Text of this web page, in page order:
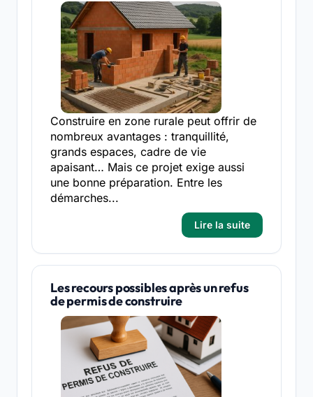
Construire en zone rurale peut offrir de
nombreux avantages : tranquillité,
grands espaces, cadre de vie
apaisant… Mais ce projet exige aussi
une bonne préparation. Entre les
démarches...
Lire la suite
Les recours possibles après un refus
de permis de construire